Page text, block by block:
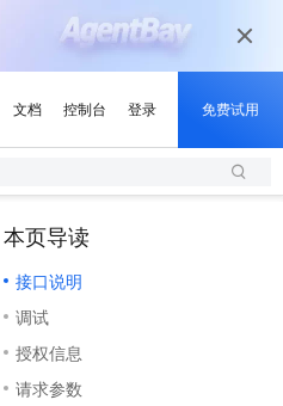
本页导读
接口说明
调试
授权信息
请求参数